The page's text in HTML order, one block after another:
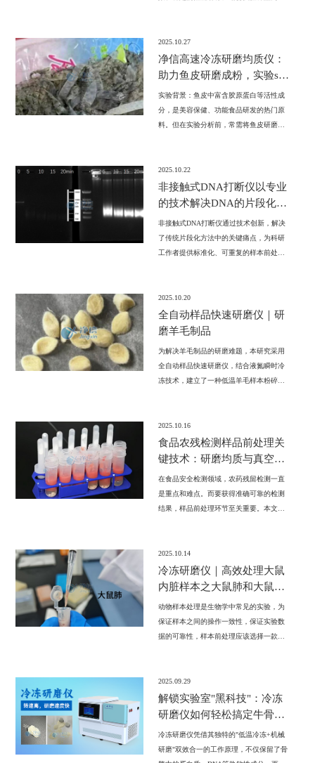
专属程序是经过大量实践验证，针对小鼠
肿瘤组织解离优化而来，能最大程度保障
解离效果。
2025.10.27
净信高速冷冻研磨均质仪：
助力鱼皮研磨成粉，实验so
easy！
实验背景：鱼皮中富含胶原蛋白等活性成
分，是美容保健、功能食品研发的热门原
料。但在实验分析前，常需将鱼皮研磨成
问题!
2025.10.22
非接触式DNA打断仪以专业
的技术解决DNA的片段化问
题
非接触式DNA打断仪通过技术创新，解决
了传统片段化方法中的关键痛点，为科研
工作者提供标准化、可重复的样本前处理
物学实验室不可或缺的工具。
2025.10.20
全自动样品快速研磨仪｜研
磨羊毛制品
为解决羊毛制品的研磨难题，本研究采用
全自动样品快速研磨仪，结合液氮瞬时冷
冻技术，建立了一种低温羊毛样本粉碎方
2025.10.16
食品农残检测样品前处理关
键技术：研磨均质与真空离
心浓缩仪的应用。
在食品安全检测领域，农药残留检测一直
是重点和难点。而要获得准确可靠的检测
结果，样品前处理环节至关重要。本文将
2025.10.14
冷冻研磨仪｜高效处理大鼠
内脏样本之大鼠肺和大鼠小
肠研磨实验案例
动物样本处理是生物学中常见的实验，为
保证样本之间的操作一致性，保证实验数
据的可靠性，样本前处理应该选择一款可
2025.09.29
解锁实验室"黑科技"：冷冻
研磨仪如何轻松搞定牛骨研
磨
冷冻研磨仪凭借其独特的"低温冷冻+机械
研磨"双效合一的工作原理，不仅保留了骨